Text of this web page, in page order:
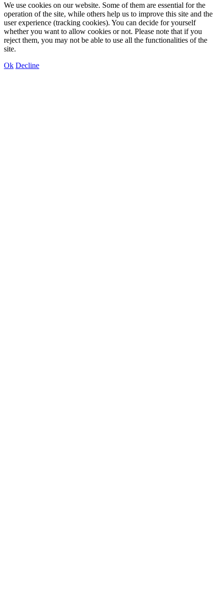
We use cookies on our website. Some of them are essential for the
operation of the site, while others help us to improve this site and the
user experience (tracking cookies). You can decide for yourself
whether you want to allow cookies or not. Please note that if you
reject them, you may not be able to use all the functionalities of the
site.
Ok Decline